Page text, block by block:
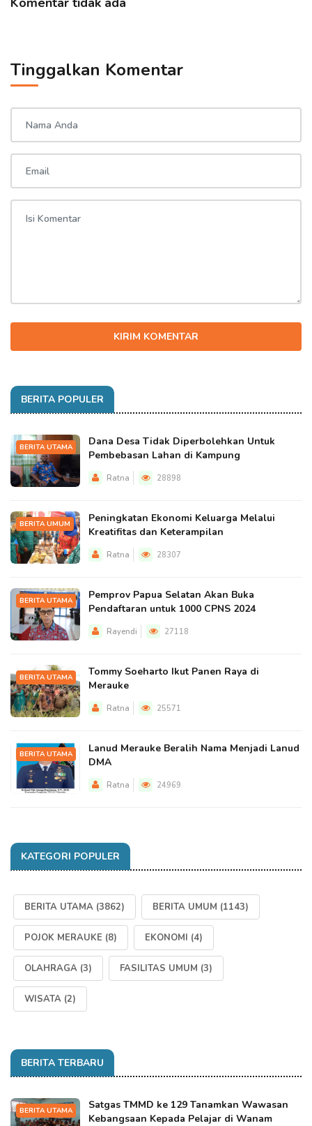
Tinggalkan Komentar
KIRIM KOMENTAR
BERITA POPULER
BERITA UTAMA
Dana Desa Tidak Diperbolehkan Untuk
Pembebasan Lahan di Kampung
Ratna 28898
BERITA UMUM
Peningkatan Ekonomi Keluarga Melalui
Kreatifitas dan Keterampilan
Ratna 28307
BERITA UTAMA
Pemprov Papua Selatan Akan Buka
Pendaftaran untuk 1000 CPNS 2024
Rayendi 27118
BERITA UTAMA
Tommy Soeharto Ikut Panen Raya di
Merauke
Ratna 25571
BERITA UTAMA
Lanud Merauke Beralih Nama Menjadi Lanud
DMA
Ratna 24969
KATEGORI POPULER
BERITA UTAMA (3862) BERITA UMUM (1143)
POJOK MERAUKE (8) EKONOMI (4)
OLAHRAGA (3) FASILITAS UMUM (3)
WISATA (2)
BERITA TERBARU
BERITA UTAMA
Satgas TMMD ke 129 Tanamkan Wawasan
Kebangsaan Kepada Pelajar di Wanam